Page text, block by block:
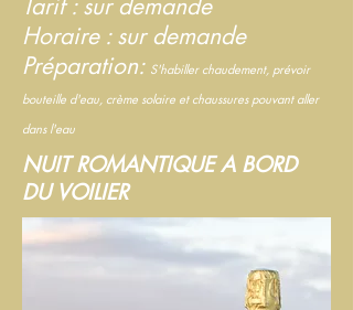
Tarif : sur demande
Horaire : sur demande
Préparation: S'habiller chaudement, prévoir
bouteille d'eau, crème solaire et chaussures pouvant aller
dans l'eau
NUIT ROMANTIQUE A BORD
DU VOILIER